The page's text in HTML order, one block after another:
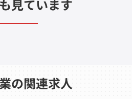
見ています
の関連求人